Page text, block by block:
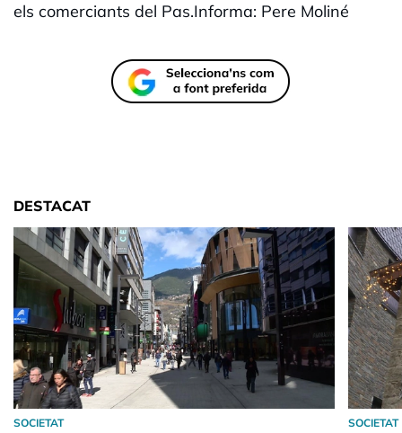
els comerciants del Pas.Informa: Pere Moliné
DESTACAT
SOCIETAT SOCIETAT